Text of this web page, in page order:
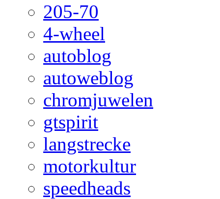
205-70
4-wheel
autoblog
autoweblog
chromjuwelen
gtspirit
langstrecke
motorkultur
speedheads